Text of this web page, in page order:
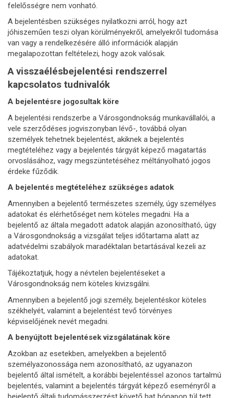
felelősségre nem vonható.
A bejelentésben szükséges nyilatkozni arról, hogy azt
jóhiszeműen teszi olyan körülményekről, amelyekről tudomása
van vagy a rendelkezésére álló információk alapján
megalapozottan feltételezi, hogy azok valósak.
A visszaélésbejelentési rendszerrel
kapcsolatos tudnivalók
A bejelentésre jogosultak köre
A bejelentési rendszerbe a Városgondnokság munkavállalói, a
vele szerződéses jogviszonyban lévő-, továbbá olyan
személyek tehetnek bejelentést, akiknek a bejelentés
megtételéhez vagy a bejelentés tárgyát képező magatartás
orvoslásához, vagy megszüntetéséhez méltányolható jogos
érdeke fűződik.
A bejelentés megtételéhez szükséges adatok
Amennyiben a bejelentő természetes személy, úgy személyes
adatokat és elérhetőséget nem köteles megadni. Ha a
bejelentő az általa megadott adatok alapján azonosítható, úgy
a Városgondnokság a vizsgálat teljes időtartama alatt az
adatvédelmi szabályok maradéktalan betartásával kezeli az
adatokat.
Tájékoztatjuk, hogy a névtelen bejelentéseket a
Városgondnokság nem köteles kivizsgálni.
Amennyiben a bejelentő jogi személy, bejelentéskor köteles
székhelyét, valamint a bejelentést tevő törvényes
képviselőjének nevét megadni.
A benyújtott bejelentések vizsgálatának köre
Azokban az esetekben, amelyekben a bejelentő
személyazonossága nem azonosítható, az ugyanazon
bejelentő által ismételt, a korábbi bejelentéssel azonos tartalmú
bejelentés, valamint a bejelentés tárgyát képező eseményről a